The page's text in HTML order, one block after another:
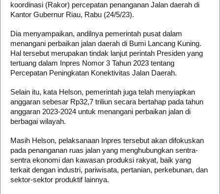
koordinasi (Rakor) percepatan penanganan Jalan daerah di
Kantor Gubernur Riau, Rabu (24/5/23).
Dia menyampaikan, andilnya pemerintah pusat dalam
menangani perbaikan jalan daerah di Bumi Lancang Kuning.
Hal tersebut merupakan tindak lanjut perintah Presiden yang
tertuang dalam Inpres Nomor 3 Tahun 2023 tentang
Percepatan Peningkatan Konektivitas Jalan Daerah.
Selain itu, kata Helson, pemerintah juga telah menyiapkan
anggaran sebesar Rp32,7 triliun secara bertahap pada tahun
anggaran 2023-2024 untuk menangani perbaikan jalan di
berbagai wilayah.
Masih Helson, pelaksanaan Inpres tersebut akan difokuskan
pada penanganan ruas jalan yang menghubungkan sentra-
sentra ekonomi dan kawasan produksi rakyat, baik yang
terkait dengan industri, pariwisata, pertanian, perkebunan, dan
sektor-sektor produktif lainnya.